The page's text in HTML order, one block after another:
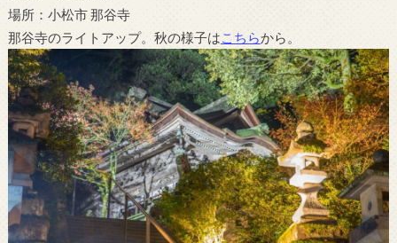
場所：小松市 那谷寺
那谷寺のライトアップ。秋の様子はこちらから。